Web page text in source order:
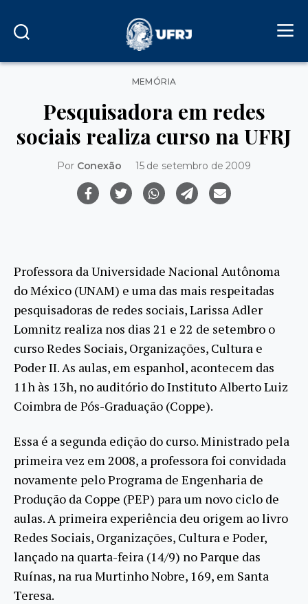
Categorias
MEMÓRIA
Pesquisadora em redes
sociais realiza curso na UFRJ
Por Conexão 15 de setembro de 2009
Professora da Universidade Nacional Autônoma
do México (UNAM) e uma das mais respeitadas
pesquisadoras de redes sociais, Larissa Adler
Lomnitz realiza nos dias 21 e 22 de setembro o
curso Redes Sociais, Organizações, Cultura e
Poder II. As aulas, em espanhol, acontecem das
11h às 13h, no auditório do Instituto Alberto Luiz
Coimbra de Pós-Graduação (Coppe).
Essa é a segunda edição do curso. Ministrado pela
primeira vez em 2008, a professora foi convidada
novamente pelo Programa de Engenharia de
Produção da Coppe (PEP) para um novo ciclo de
aulas. A primeira experiência deu origem ao livro
Redes Sociais, Organizações, Cultura e Poder,
lançado na quarta-feira (14/9) no Parque das
Ruínas, na rua Murtinho Nobre, 169, em Santa
Teresa.